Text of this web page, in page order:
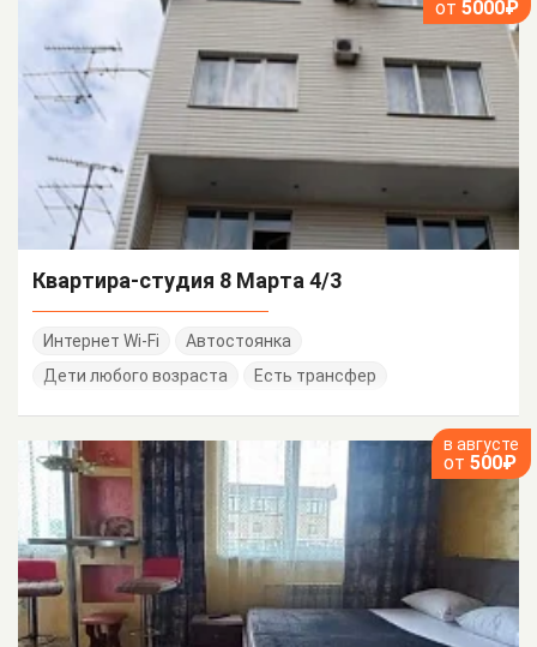
от 5000₽
Квартира-студия 8 Марта 4/3
Интернет Wi-Fi
Автостоянка
Дети любого возраста
Есть трансфер
в августе
от 500₽